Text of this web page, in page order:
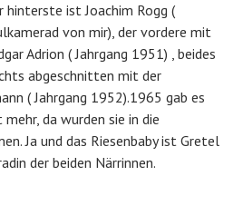
hinterste ist Joachim Rogg (
von mir), der vordere mit
Adrion ( Jahrgang 1951) , beides
abgeschnitten mit der
( Jahrgang 1952).1965 gab es
da wurden sie in die
Ja und das Riesenbaby ist Gretel
der beiden Närrinnen.